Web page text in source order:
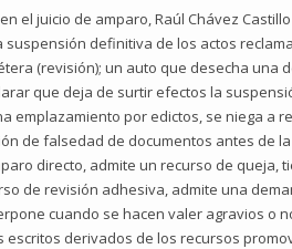
el juicio de amparo, Raúl Chávez
definitiva de los actos
(revisión); un auto que desecha
que deja de surtir efectos la
emplazamiento por edictos, se niega
de falsedad de documentos antes de
directo, admite un recurso de
de revisión adhesiva, admite una
cuando se hacen valer agravios o
derivados de los recursos